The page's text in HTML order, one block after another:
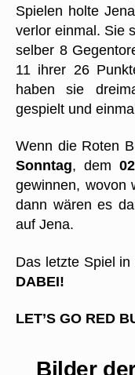
Spielen holte
verlor einmal. Sie
selber 8
11 ihrer 26
haben sie
gespielt und
Wenn die Roten
Sonntag, dem
gewinnen, wovon
dann wären es
auf Jena.
Das letzte Spiel
DABEI!
LET’S GO RED
Bilder